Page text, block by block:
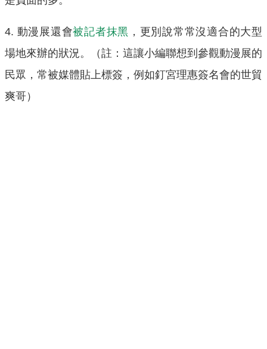
4. 動漫展還會被記者抹黑 ，更別說常常沒適合的大型
場地來辦的狀況。（註：這讓小編聯想到參觀動漫展的
民眾，常被媒體貼上標簽，例如釘宮理惠簽名會的世貿
爽哥）